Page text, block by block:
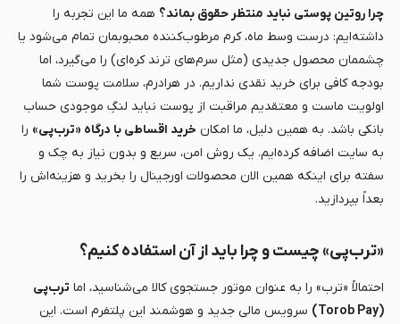
چرا روتین پوستی نباید منتظر حقوق بماند؟ همه ما این تجربه را
داشته‌ایم: درست وسط ماه، کرم مرطوب‌کننده محبوبمان تمام می‌شود یا
چشممان محصول جدیدی (مثل سرم‌های ترند کره‌ای) را می‌گیرد، اما
بودجه کافی برای خرید نقدی نداریم. در هرادرم، سلامت پوست شما
اولویت ماست و معتقدیم مراقبت از پوست نباید لنگِ موجودی حساب
بانکی باشد. به همین دلیل، ما امکان خرید اقساطی با درگاه «ترب‌پی» را
به سایت اضافه کرده‌ایم. یک روش امن، سریع و بدون نیاز به چک و
سفته برای اینکه همین الان محصولات اورجینال را بخرید و هزینه‌اش را
بعداً بپردازید.
«ترب‌پی» چیست و چرا باید از آن استفاده کنیم؟
احتمالاً «ترب» را به عنوان موتور جستجوی کالا می‌شناسید، اما ترب‌پی
(Torob Pay)
سرویس مالی جدید و هوشمند این پلتفرم است. این